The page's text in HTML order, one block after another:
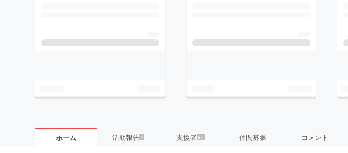
ホーム 活動報告4 支援者87 仲間募集 コメント